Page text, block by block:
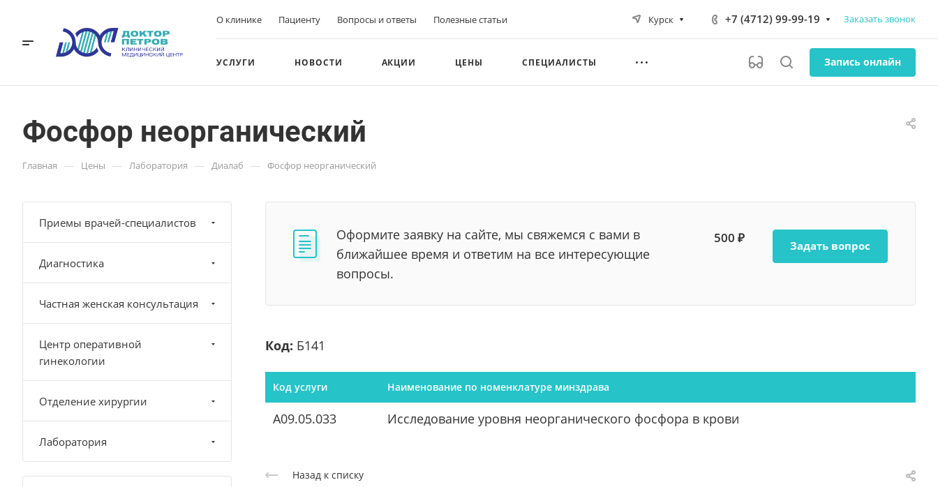
О клинике Пациенту Вопросы и ответы Полезные статьи Курск +7 (4712) 99-99-19 Заказать звонок
УСЛУГИ НОВОСТИ АКЦИИ ЦЕНЫ СПЕЦИАЛИСТЫ Запись онлайн
Фосфор неорганический
Главная — Цены — Лаборатория — Диалаб — Фосфор неорганический
Оформите заявку на сайте, мы свяжемся с вами в
ближайшее время и ответим на все интересующие
вопросы.
500 ₽ Задать вопрос
Код: Б141
Код услуги Наименование по номенклатуре минздрава
A09.05.033 Исследование уровня неорганического фосфора в крови
Назад к списку
Приемы врачей-специалистов
Диагностика
Частная женская консультация
Центр оперативной
гинекологии
Отделение хирургии
Лаборатория